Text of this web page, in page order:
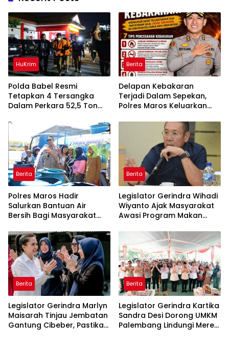
HuKrim
Polda Babel Resmi
Tetapkan 4 Tersangka
Dalam Perkara 52,5 Ton
Belitung
Berita
Delapan Kebakaran
Terjadi Dalam Sepekan,
Polres Maros Keluarkan
Masyarakat
Berita
Polres Maros Hadir
Salurkan Bantuan Air
Bersih Bagi Masyarakat
Di Maros
Berita
Legislator Gerindra Wihadi
Wiyanto Ajak Masyarakat
Awasi Program Makan
Sasaran
Berita
Legislator Gerindra Marlyn
Maisarah Tinjau Jembatan
Gantung Cibeber, Pastikan
Berita
Legislator Gerindra Kartika
Sandra Desi Dorong UMKM
Palembang Lindungi Merek